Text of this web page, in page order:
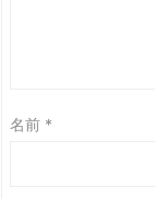
名前 *